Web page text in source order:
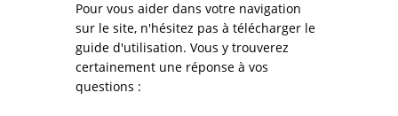
Pour vous aider dans votre navigation
sur le site, n'hésitez pas à télécharger le
guide d'utilisation. Vous y trouverez
certainement une réponse à vos
questions :